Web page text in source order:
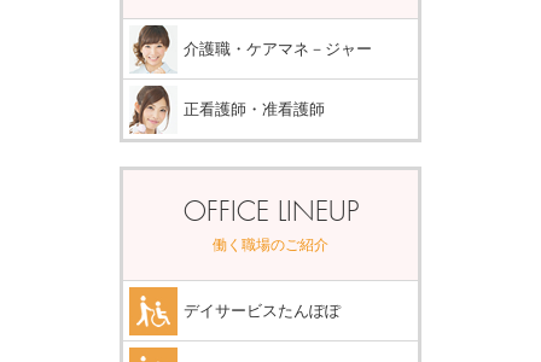
介護職・ケアマネ－ジャー
正看護師・准看護師
OFFICE LINEUP
働く職場のご紹介
デイサービスたんぽぽ